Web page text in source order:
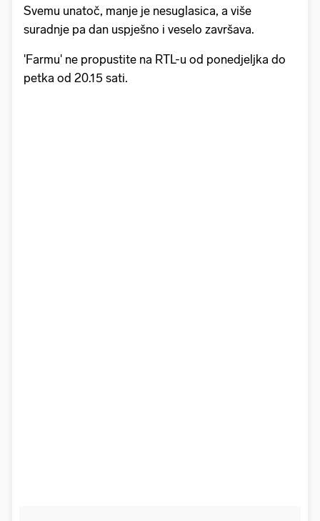
Svemu unatoč, manje je nesuglasica, a više
suradnje pa dan uspješno i veselo završava.
'Farmu' ne propustite na RTL-u od ponedjeljka do
petka od 20.15 sati.